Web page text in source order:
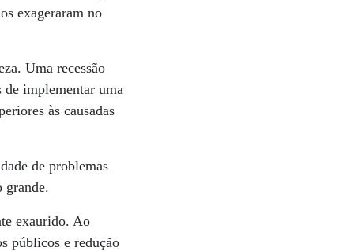
exageraram no
Uma recessão
de implementar uma
às causadas
de problemas
grande.
exaurido. Ao
públicos e redução